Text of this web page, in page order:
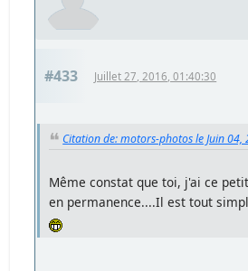
#433 Juillet 27, 2016, 01:40:30
Citation de: motors-photos le Juin 04,
Même constat que toi, j'ai ce
en permanence....Il est tout